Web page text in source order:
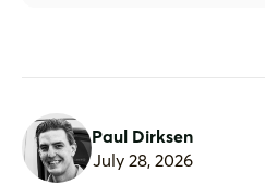
Paul Dirksen
July 28, 2026